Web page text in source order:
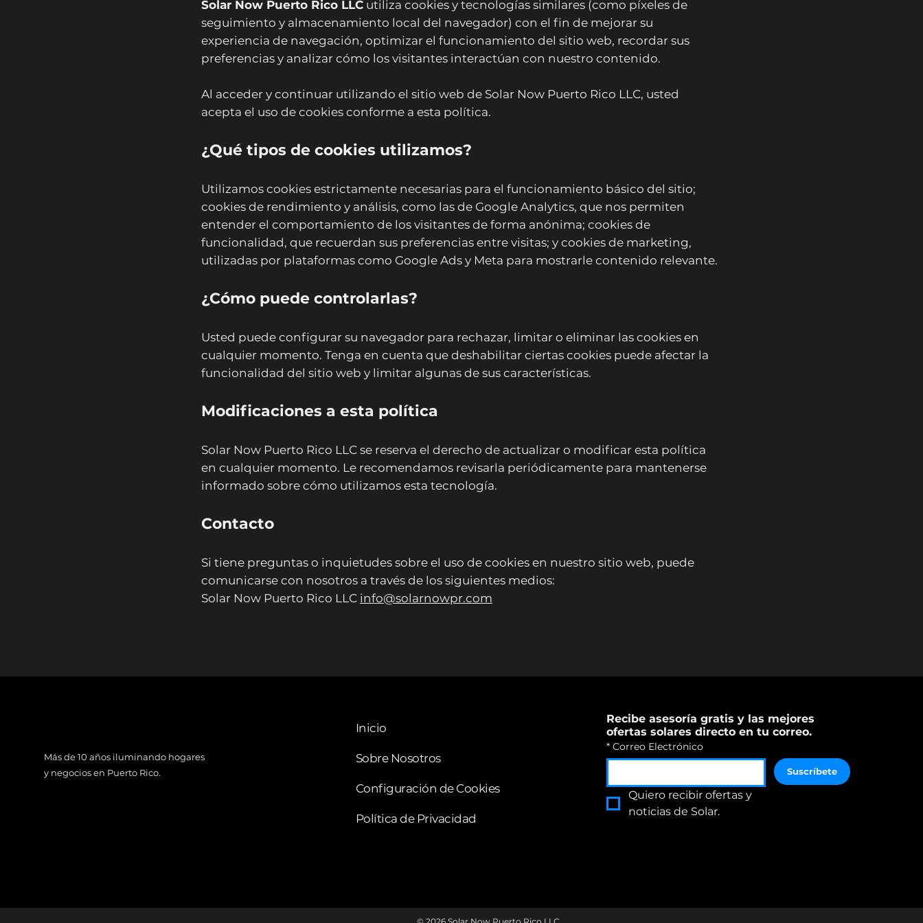
Solar Now Puerto Rico LLC utiliza cookies y tecnologías similares (como píxeles de
seguimiento y almacenamiento local del navegador) con el fin de mejorar su
experiencia de navegación, optimizar el funcionamiento del sitio web, recordar sus
preferencias y analizar cómo los visitantes interactúan con nuestro contenido.
Al acceder y continuar utilizando el sitio web de Solar Now Puerto Rico LLC, usted
acepta el uso de cookies conforme a esta política.
¿Qué tipos de cookies utilizamos?
Utilizamos cookies estrictamente necesarias para el funcionamiento básico del sitio;
cookies de rendimiento y análisis, como las de Google Analytics, que nos permiten
entender el comportamiento de los visitantes de forma anónima; cookies de
funcionalidad, que recuerdan sus preferencias entre visitas; y cookies de marketing,
utilizadas por plataformas como Google Ads y Meta para mostrarle contenido relevante.
¿Cómo puede controlarlas?
Usted puede configurar su navegador para rechazar, limitar o eliminar las cookies en
cualquier momento. Tenga en cuenta que deshabilitar ciertas cookies puede afectar la
funcionalidad del sitio web y limitar algunas de sus características.
Modificaciones a esta política
Solar Now Puerto Rico LLC se reserva el derecho de actualizar o modificar esta política
en cualquier momento. Le recomendamos revisarla periódicamente para mantenerse
informado sobre cómo utilizamos esta tecnología.
Contacto
Si tiene preguntas o inquietudes sobre el uso de cookies en nuestro sitio web, puede
comunicarse con nosotros a través de los siguientes medios:
Solar Now Puerto Rico LLC info@solarnowpr.com
Más de 10 años iluminando hogares
y negocios en Puerto Rico.
Inicio
Sobre Nosotros
Configuración de Cookies
Política de Privacidad​
Recibe asesoría gratis y las mejores
ofertas solares directo en tu correo.
* Correo Electrónico
Suscríbete
Quiero recibir ofertas y
noticias de Solar.